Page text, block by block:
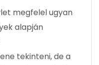
megfelel ugyan
alapján
tekinteni, de a